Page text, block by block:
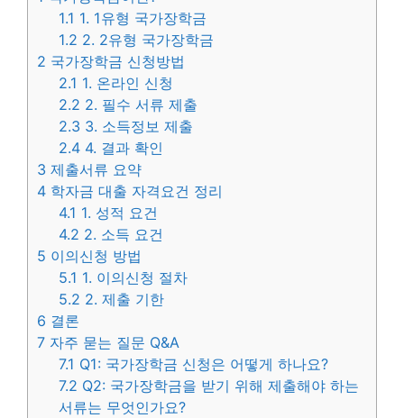
1.1 1. 1유형 국가장학금
1.2 2. 2유형 국가장학금
2 국가장학금 신청방법
2.1 1. 온라인 신청
2.2 2. 필수 서류 제출
2.3 3. 소득정보 제출
2.4 4. 결과 확인
3 제출서류 요약
4 학자금 대출 자격요건 정리
4.1 1. 성적 요건
4.2 2. 소득 요건
5 이의신청 방법
5.1 1. 이의신청 절차
5.2 2. 제출 기한
6 결론
7 자주 묻는 질문 Q&A
7.1 Q1: 국가장학금 신청은 어떻게 하나요?
7.2 Q2: 국가장학금을 받기 위해 제출해야 하는
서류는 무엇인가요?